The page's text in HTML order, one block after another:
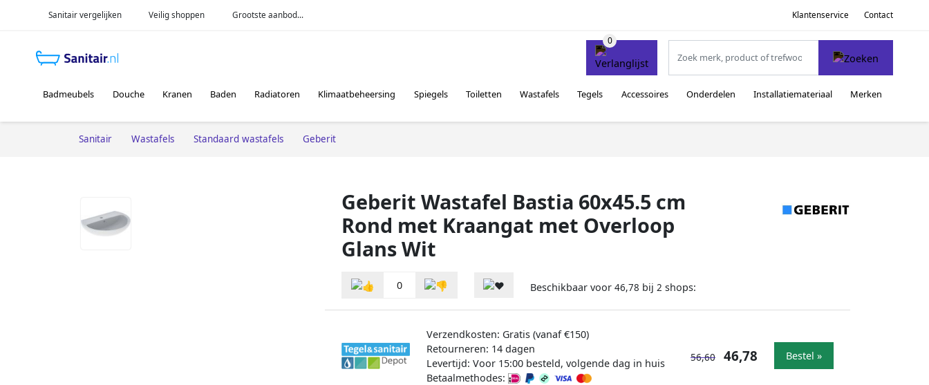
Sanitair vergelijken Veilig shoppen Grootste aanbod... Klantenservice Contact
Badmeubels Douche Kranen Baden Radiatoren Klimaatbeheersing Spiegels Toiletten Wastafels Tegels Accessoires Onderdelen Installatiemateriaal Merken
Sanitair Wastafels Standaard wastafels Geberit
Geberit Wastafel Bastia 60x45.5 cm
Rond met Kraangat met Overloop
Glans Wit
0 Beschikbaar voor 46,78 bij 2 shops:
Verzendkosten: Gratis (vanaf €150)
Retourneren: 14 dagen
Levertijd: Voor 15:00 besteld, volgende dag in huis
Betaalmethodes:
56,60 46,78 Bestel »